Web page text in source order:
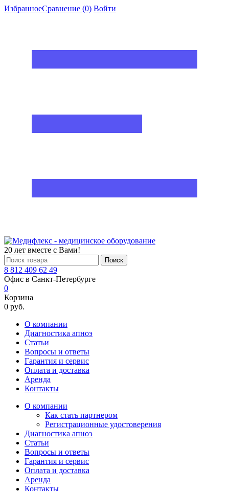
ИзбранноеСравнение (0) Войти
20 лет вместе с Вами!
Поиск
8 812 409 62 49
Офис в Санкт-Петербурге
0
Корзина
0 руб.
О компании
Диагностика апноэ
Статьи
Вопросы и ответы
Гарантия и сервис
Оплата и доставка
Аренда
Контакты
О компании
Как стать партнером
Регистрационные удостоверения
Диагностика апноэ
Статьи
Вопросы и ответы
Гарантия и сервис
Оплата и доставка
Аренда
Контакты